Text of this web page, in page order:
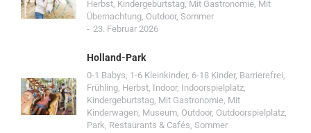
Herbst, Kindergeburtstag, Mit Gastronomie, Mit
Übernachtung, Outdoor, Sommer
23. Februar 2026
Holland-Park
0-1 Babys, 1-6 Kleinkinder, 6-18 Kinder, Barrierefrei,
Frühling, Herbst, Indoor, Indoorspielplatz,
Kindergeburtstag, Mit Gastronomie, Mit
Kinderwagen, Museum, Outdoor, Outdoorspielplatz,
Park, Restaurants & Cafés, Sommer